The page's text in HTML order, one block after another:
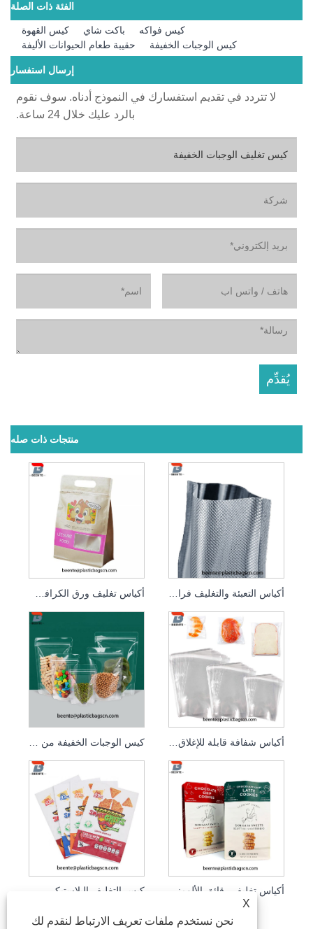
الفئة ذات الصلة
كيس القهوة باكت شاي
كيس فواكه
حقيبة طعام الحيوانات الأليفة
كيس الوجبات الخفيفة
إرسال استفسار
لا تتردد في تقديم استفسارك في النموذج أدناه. سوف نقوم
بالرد عليك خلال 24 ساعة.
منتجات ذات صله
X
نحن نستخدم ملفات تعريف الارتباط لنقدم لك